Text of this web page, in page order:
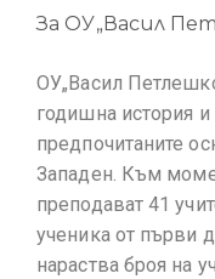
За ОУ„Васил
ОУ„Васил
годишна история
предпочитаните
Западен. Към
преподават 41
ученика от първи
нараства броя на